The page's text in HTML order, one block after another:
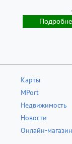
Карты
MPort
Недвижимость
Новости
Онлайн-магазин